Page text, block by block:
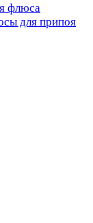
флюса
для припоя